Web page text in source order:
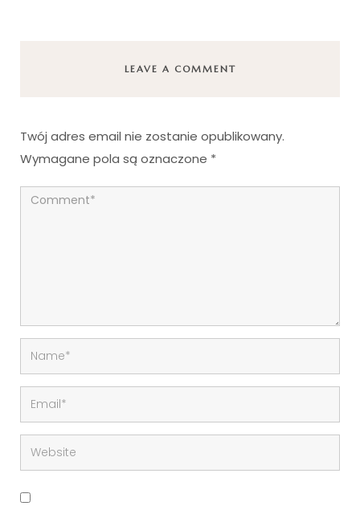
LEAVE A COMMENT
Twój adres email nie zostanie opublikowany.
Wymagane pola są oznaczone *